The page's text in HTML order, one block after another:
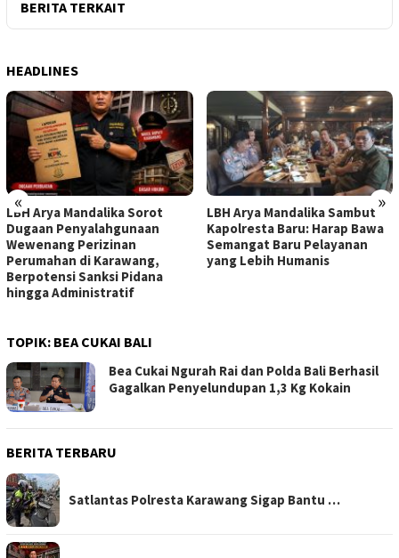
BERITA TERKAIT
HEADLINES
« »
LBH Arya Mandalika Sorot
Dugaan Penyalahgunaan
Wewenang Perizinan
Perumahan di Karawang,
Berpotensi Sanksi Pidana
hingga Administratif
LBH Arya Mandalika Sambut
Kapolresta Baru: Harap Bawa
Semangat Baru Pelayanan
yang Lebih Humanis
TOPIK: BEA CUKAI BALI
Bea Cukai Ngurah Rai dan Polda Bali Berhasil
Gagalkan Penyelundupan 1,3 Kg Kokain
BERITA TERBARU
Satlantas Polresta Karawang Sigap Bantu …